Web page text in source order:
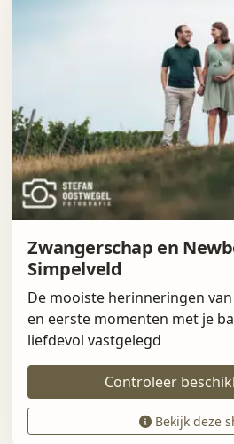
Zwangerschap en
Simpelveld
De mooiste herinneringen
en eerste momenten met je
liefdevol vastgelegd
Controleer
Bekijk deze